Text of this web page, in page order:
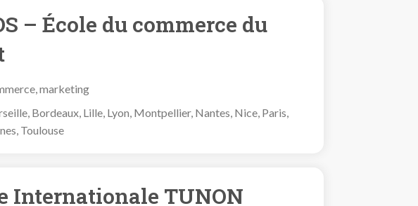
– École du commerce du
marketing
Bordeaux, Lille, Lyon, Montpellier, Nantes, Nice, Paris,
Toulouse
Internationale TUNON